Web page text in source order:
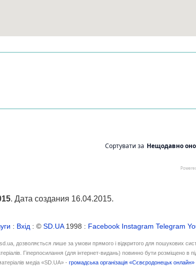
. Дата создания 16.04.2015.
: Вхід : © SD.UA1998 : Facebook Instagram Telegram
дозволяється лише за умови прямого і відкритого для пошукових
Гіперпосилання (для інтернет-видань) повинно бути розміщено
медіа «SD.UA» - громадська організація «Сєвєродонецьк онлайн»